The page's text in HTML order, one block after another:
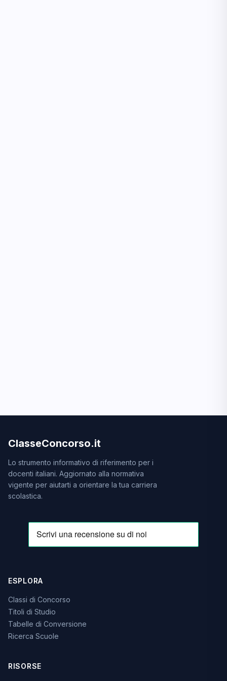
ClasseConcorso.it
Lo strumento informativo di riferimento per i
docenti italiani. Aggiornato alla normativa
vigente per aiutarti a orientare la tua carriera
scolastica.
ESPLORA
Classi di Concorso
Titoli di Studio
Tabelle di Conversione
Ricerca Scuole
RISORSE